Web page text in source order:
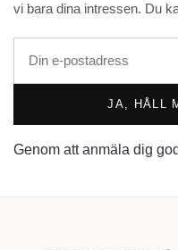
vi bara dina intressen. Du
JA, HÅLL
Genom att anmäla dig